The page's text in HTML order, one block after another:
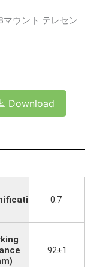
マウント テレセン
Download
0.7
92±1